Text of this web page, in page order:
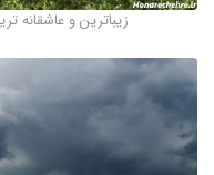
زیباترین و عاشقانه